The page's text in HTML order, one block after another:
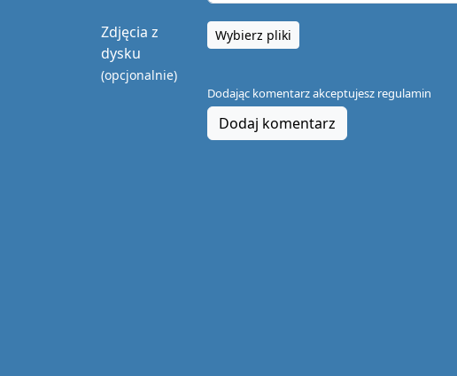
Zdjęcia z
dysku
(opcjonalnie)
Wybierz pliki
Dodając komentarz akceptujesz regulamin
Dodaj komentarz